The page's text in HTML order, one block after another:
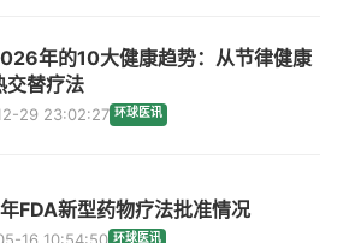
年的10大健康趋势：从节律健康
交替疗法
29 23:02:27 环球医讯
FDA新型药物疗法批准情况
16 10:54:50 环球医讯